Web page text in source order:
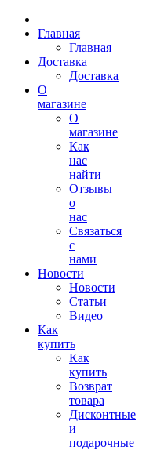
Главная
Главная
Доставка
Доставка
О
магазине
О
магазине
Как
нас
найти
Отзывы
о
нас
Связаться
с
нами
Новости
Новости
Статьи
Видео
Как
купить
Как
купить
Возврат
товара
Дисконтные
и
подарочные